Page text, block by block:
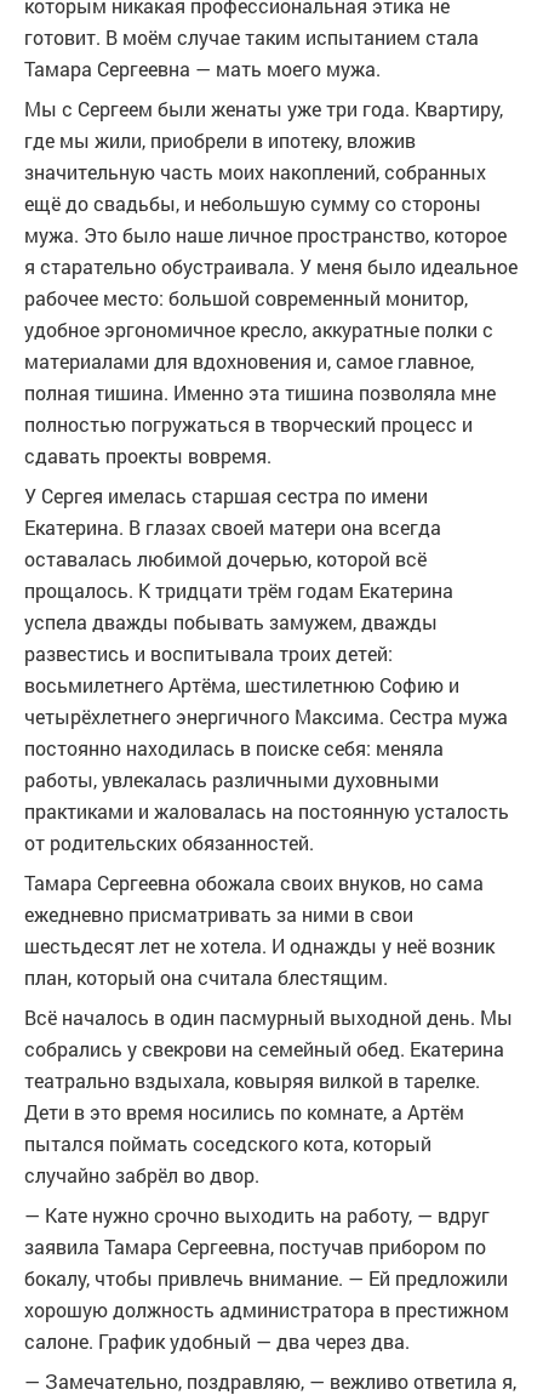
которым никакая профессиональная этика не
готовит. В моём случае таким испытанием стала
Тамара Сергеевна — мать моего мужа.
Мы с Сергеем были женаты уже три года. Квартиру,
где мы жили, приобрели в ипотеку, вложив
значительную часть моих накоплений, собранных
ещё до свадьбы, и небольшую сумму со стороны
мужа. Это было наше личное пространство, которое
я старательно обустраивала. У меня было идеальное
рабочее место: большой современный монитор,
удобное эргономичное кресло, аккуратные полки с
материалами для вдохновения и, самое главное,
полная тишина. Именно эта тишина позволяла мне
полностью погружаться в творческий процесс и
сдавать проекты вовремя.
У Сергея имелась старшая сестра по имени
Екатерина. В глазах своей матери она всегда
оставалась любимой дочерью, которой всё
прощалось. К тридцати трём годам Екатерина
успела дважды побывать замужем, дважды
развестись и воспитывала троих детей:
восьмилетнего Артёма, шестилетнюю Софию и
четырёхлетнего энергичного Максима. Сестра мужа
постоянно находилась в поиске себя: меняла
работы, увлекалась различными духовными
практиками и жаловалась на постоянную усталость
от родительских обязанностей.
Тамара Сергеевна обожала своих внуков, но сама
ежедневно присматривать за ними в свои
шестьдесят лет не хотела. И однажды у неё возник
план, который она считала блестящим.
Всё началось в один пасмурный выходной день. Мы
собрались у свекрови на семейный обед. Екатерина
театрально вздыхала, ковыряя вилкой в тарелке.
Дети в это время носились по комнате, а Артём
пытался поймать соседского кота, который
случайно забрёл во двор.
— Кате нужно срочно выходить на работу, — вдруг
заявила Тамара Сергеевна, постучав прибором по
бокалу, чтобы привлечь внимание. — Ей предложили
хорошую должность администратора в престижном
салоне. График удобный — два через два.
— Замечательно, поздравляю, — вежливо ответила я,